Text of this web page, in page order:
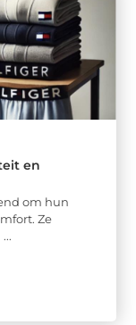
en
om hun
Ze